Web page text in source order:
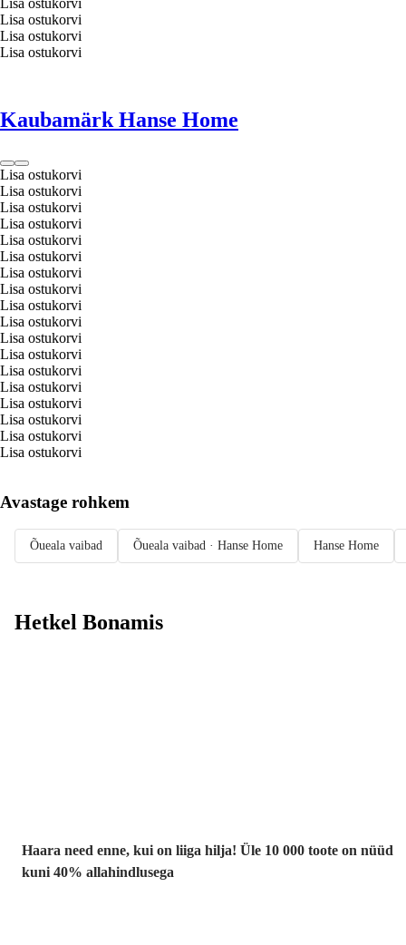
Lisa ostukorvi
Lisa ostukorvi
Lisa ostukorvi
Lisa ostukorvi
Kaubamärk Hanse Home
Lisa ostukorvi
Lisa ostukorvi
Lisa ostukorvi
Lisa ostukorvi
Lisa ostukorvi
Lisa ostukorvi
Lisa ostukorvi
Lisa ostukorvi
Lisa ostukorvi
Lisa ostukorvi
Lisa ostukorvi
Lisa ostukorvi
Lisa ostukorvi
Lisa ostukorvi
Lisa ostukorvi
Lisa ostukorvi
Lisa ostukorvi
Lisa ostukorvi
Avastage rohkem
Õueala vaibad Õueala vaibad · Hanse Home Hanse Home
Hetkel Bonamis
Haara need enne, kui on liiga hilja! Üle 10 000 toote on nüüd
kuni 40% allahindlusega